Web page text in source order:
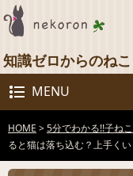
知識ゼロからのね
MENU
HOME >5分でわかる!!子ね
ると猫は落ち込む？上手く